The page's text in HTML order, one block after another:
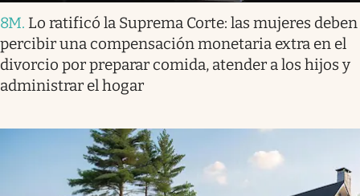
8M. Lo ratificó la Suprema Corte: las mujeres deben
percibir una compensación monetaria extra en el
divorcio por preparar comida, atender a los hijos y
administrar el hogar